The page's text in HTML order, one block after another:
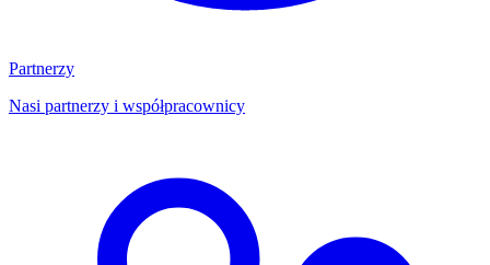
Partnerzy
Nasi partnerzy i współpracownicy